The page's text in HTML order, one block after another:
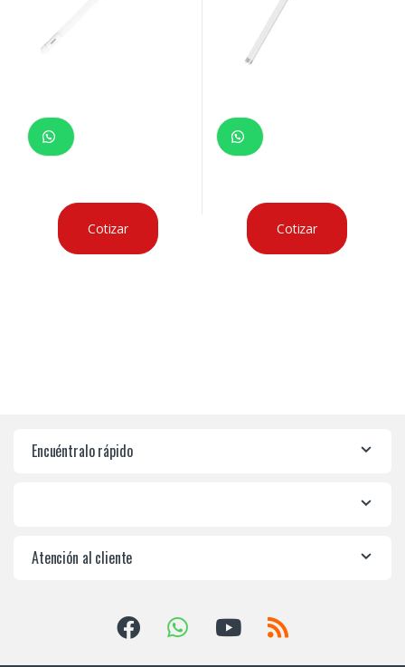
Cotizar Cotizar
Encuéntralo rápido
Atención al cliente